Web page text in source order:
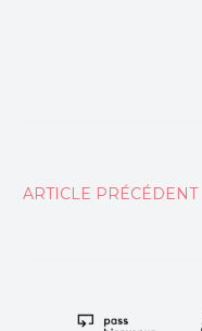
Navigation
ARTICLE PRÉCÉDENT